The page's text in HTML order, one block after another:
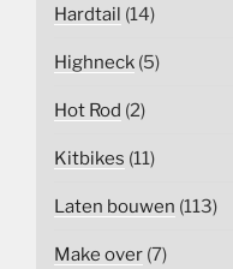
Hardtail (14)
Highneck (5)
Hot Rod (2)
Kitbikes (11)
Laten bouwen (113)
Make over (7)